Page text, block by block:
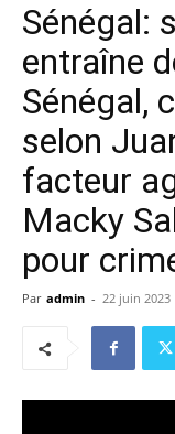
Sénégal:
entraîne
Sénégal,
selon
facteur
Macky
pour
Par admin - 22 juin 2023